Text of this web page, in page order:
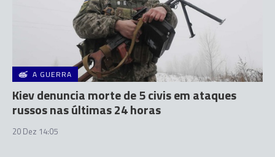
A GUERRA
Kiev denuncia morte de 5 civis em ataques
russos nas últimas 24 horas
20 Dez 14:05